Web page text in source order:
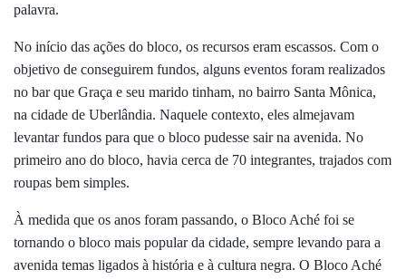
palavra.
No início das ações do bloco, os recursos eram escassos. Com o
objetivo de conseguirem fundos, alguns eventos foram realizados
no bar que Graça e seu marido tinham, no bairro Santa Mônica,
na cidade de Uberlândia. Naquele contexto, eles almejavam
levantar fundos para que o bloco pudesse sair na avenida. No
primeiro ano do bloco, havia cerca de 70 integrantes, trajados com
roupas bem simples.
À medida que os anos foram passando, o Bloco Aché foi se
tornando o bloco mais popular da cidade, sempre levando para a
avenida temas ligados à história e à cultura negra. O Bloco Aché